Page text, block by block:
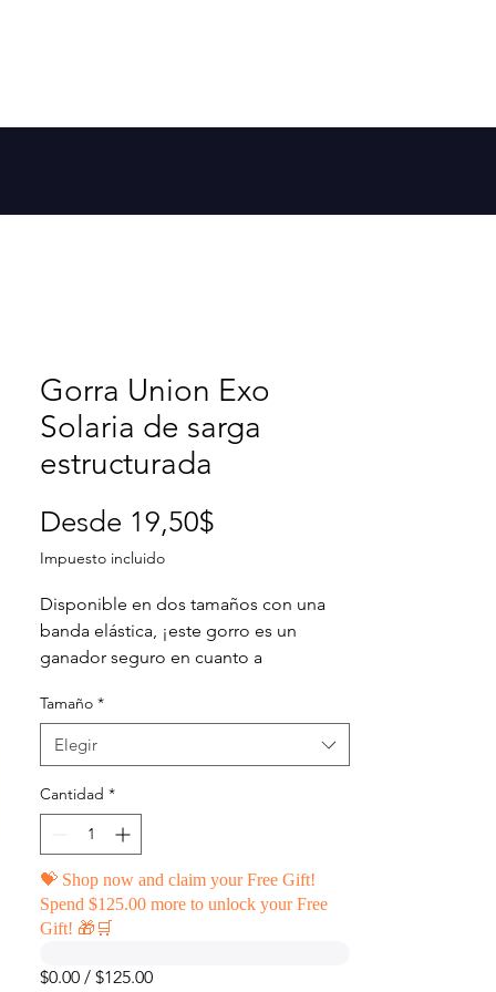
Gorra Union Exo
Solaria de sarga
estructurada
Desde 19,50$
oferta
Impuesto incluido
Disponible en dos tamaños con una
banda elástica, ¡este gorro es un
ganador seguro en cuanto a
con una visera curva.
• Sarga 63 % poliéster, 34 % algodón,
3 % elastano
• Estructurado, de 6 paneles, de perfil
medio (con un área de bordado de
perfil bajo)
• 6 ojales bordados
• Banda elástica
• Circunferencia de la cabeza: 22”–
Tamaño *
Elegir
Cantidad *
💝 Shop now and claim your Free Gift!
Spend $125.00 more to unlock your Free
Gift! 🎁🛒
$0.00 / $125.00